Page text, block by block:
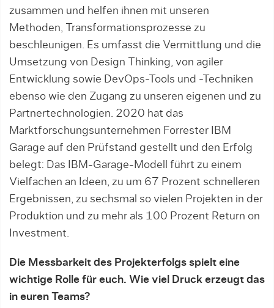
zusammen und helfen ih­nen mit unseren
Methoden, Transformationsprozesse zu
beschleunigen. Es umfasst die Ver­mittlung und die
Umsetzung von Design Thin­­king, von agiler
Entwicklung sowie Dev­Ops-Tools und -Techniken
ebenso wie den Zugang zu unseren eigenen und zu
Part­ner­technologien. 2020 hat das
Marktforschungsunternehmen Forres­ter IBM
Garage auf den Prüfstand gestellt und den Er­folg
belegt: Das IBM-Garage-Modell führt zu einem
Viel­fachen an Ideen, zu um 67 Prozent schnelleren
Ergebnissen, zu sechsmal so vielen Projekten in der
Pro­duktion und zu mehr als 100 Prozent Return on
Investment.
Die Messbarkeit des Projekterfolgs spielt eine
wichtige Rolle für euch. Wie viel Druck erzeugt das
in euren Teams?